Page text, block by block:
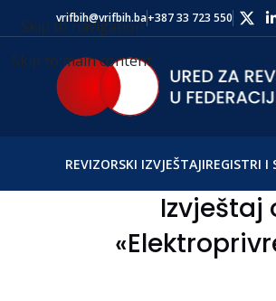
Skip to navigation
Skip to main content
vrifbih@vrifbih.ba+387 33 723 550
REVIZORSKI IZVJEŠTAJIREGISTRI I
Izvještaj